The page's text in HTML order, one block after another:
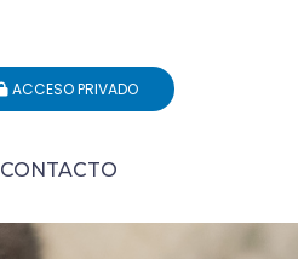
ACCESO PRIVADO
CONTACTO